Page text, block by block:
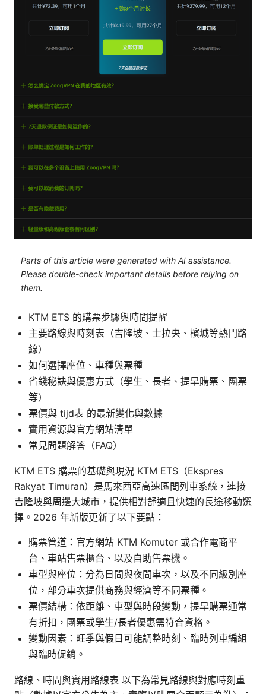
Parts of this article were generated with AI assistance.
Please double-check important details before relying on
them.
KTM ETS 的購票步驟與時間提醒
主要路線與時刻表（吉隆坡、士拉央、檳城等熱門路
線）
如何選擇座位、車種與票種
省錢秘訣與優惠方式（學生、長者、提早購票、團票
等）
票價與 tijd表 的最新變化與數據
實用資源與官方網站清單
常見問題解答（FAQ）
KTM ETS 購票的基礎與現況 KTM ETS（Ekspres
Rakyat Timuran）是馬來西亞高速區間列車系統，連接
吉隆坡與周邊大城市，提供相對舒適且快速的長途移動選
擇。2026 年新版更新了以下要點：
購票管道：官方網站 KTM Komuter 或合作電商平
台、車站售票櫃台、以及自助售票機。
車型與座位：分為日間與夜間車次，以及不同級別座
位，部分車次提供商務與經濟等不同票種。
票價結構：依距離、車型與時段變動，提早購票通常
有折扣，團票或學生/長者優惠需符合資格。
變動因素：旺季與假日可能調整時刻、臨時列車編組
與臨時促銷。
路線、時間與實用路線表 以下為常見路線與對應時刻重